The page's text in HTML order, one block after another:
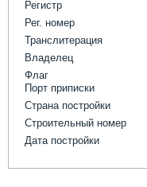
Регистр
Рег. номер
Транслитерация
Владелец
Флаг
Порт приписки
Страна постройки
Строительный номер
Дата постройки